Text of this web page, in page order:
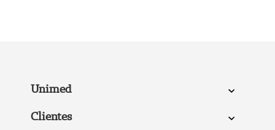
Unimed
Clientes